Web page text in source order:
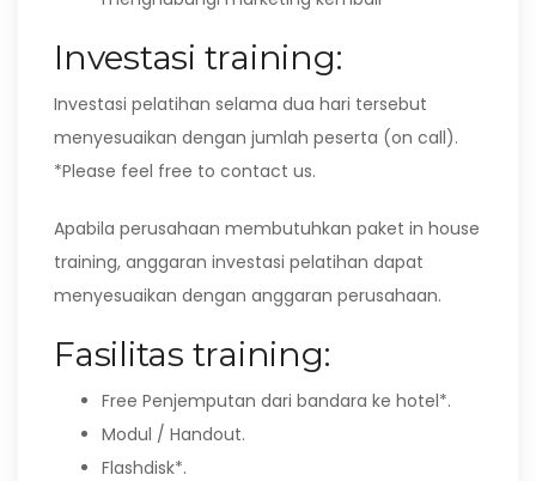
Investasi training:
Investasi pelatihan selama dua hari tersebut
menyesuaikan dengan jumlah peserta (on call).
*Please feel free to contact us.
Apabila perusahaan membutuhkan paket in house
training, anggaran investasi pelatihan dapat
menyesuaikan dengan anggaran perusahaan.
Fasilitas training:
Free Penjemputan dari bandara ke hotel*.
Modul / Handout.
Flashdisk*.